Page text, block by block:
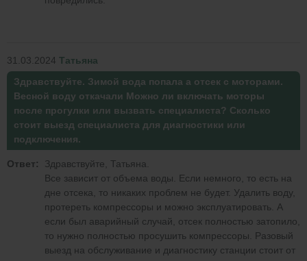
31.03.2024 Татьяна
Здравствуйте. Зимой вода попала а отсек с моторами.
Весной воду откачали Можно ли включать моторы
после прогулки или вызвать специалиста? Сколько
стоит выезд специалиста для диагностики или
подключения.
Ответ:
Здравствуйте, Татьяна.
Все зависит от объема воды. Если немного, то есть на
дне отсека, то никаких проблем не будет. Удалить воду,
протереть компрессоры и можно эксплуатировать. А
если был аварийный случай, отсек полностью затопило,
то нужно полностью просушить компрессоры. Разовый
выезд на обслуживание и диагностику станции стоит от